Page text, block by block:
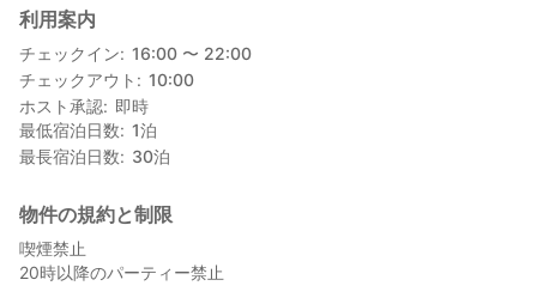
利用案内
チェックイン
16:00 〜 22:00
チェックアウト
10:00
ホスト承認
即時
最低宿泊日数
1泊
最長宿泊日数
30泊
物件の規約と制限
喫煙禁止
20時以降のパーティー禁止